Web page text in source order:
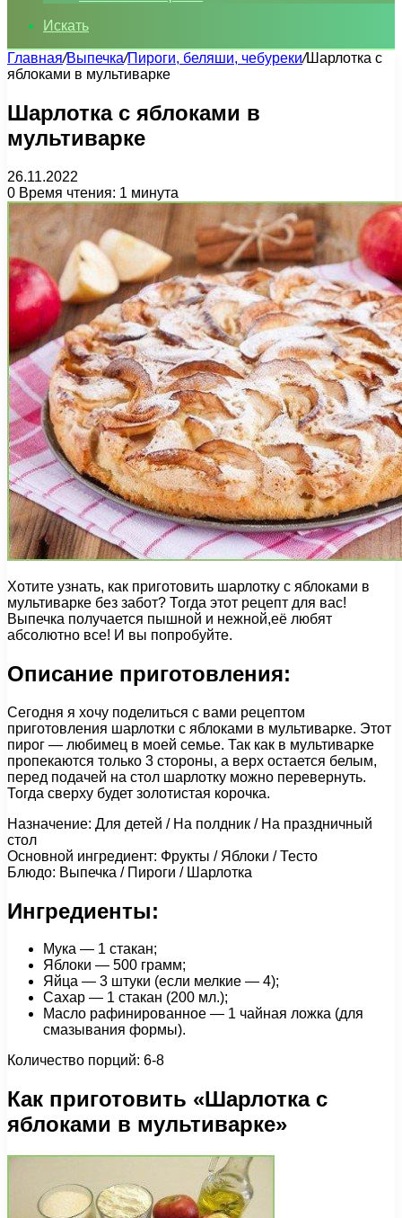
Искать
Главная/Выпечка/Пироги, беляши, чебуреки/Шарлотка с
яблоками в мультиварке
Шарлотка с яблоками в
мультиварке
26.11.2022
0 Время чтения: 1 минута
Хотите узнать, как приготовить шарлотку с яблоками в
мультиварке без забот? Тогда этот рецепт для вас!
Выпечка получается пышной и нежной,её любят
абсолютно все! И вы попробуйте.
Описание приготовления:
Сегодня я хочу поделиться с вами рецептом
приготовления шарлотки с яблоками в мультиварке. Этот
пирог — любимец в моей семье. Так как в мультиварке
пропекаются только 3 стороны, а верх остается белым,
перед подачей на стол шарлотку можно перевернуть.
Тогда сверху будет золотистая корочка.
Назначение: Для детей / На полдник / На праздничный
стол
Основной ингредиент: Фрукты / Яблоки / Тесто
Блюдо: Выпечка / Пироги / Шарлотка
Ингредиенты:
Мука — 1 стакан;
Яблоки — 500 грамм;
Яйца — 3 штуки (если мелкие — 4);
Сахар — 1 стакан (200 мл.);
Масло рафинированное — 1 чайная ложка (для
смазывания формы).
Количество порций: 6-8
Как приготовить «Шарлотка с
яблоками в мультиварке»